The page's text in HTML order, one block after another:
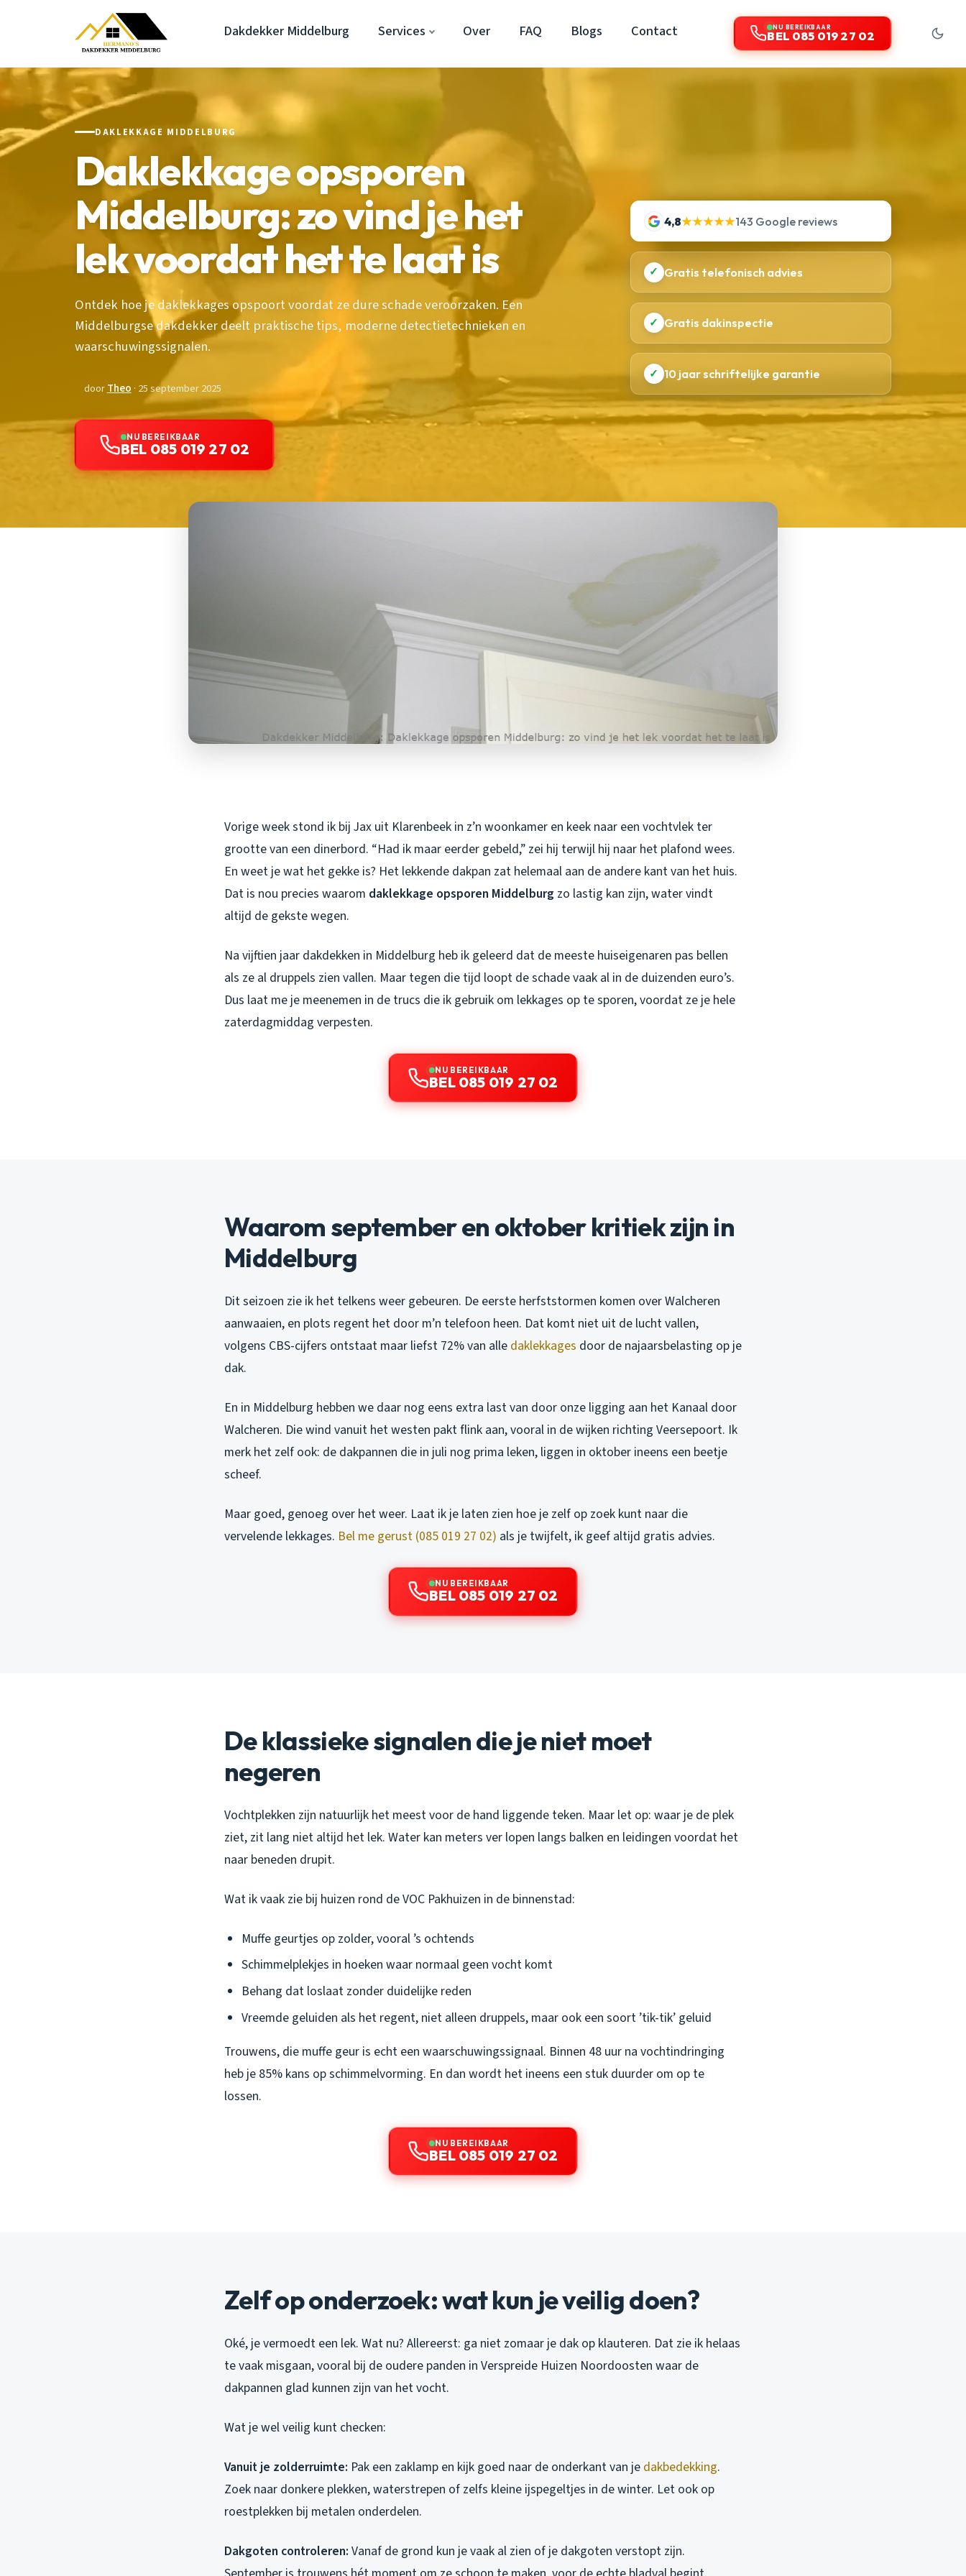
Dakdekker Middelburg Services Over FAQ Blogs Contact NU BEREIKBAAR
BEL 085 019 27 02
DAKLEKKAGE MIDDELBURG
Daklekkage opsporen
Middelburg: zo vind je het
lek voordat het te laat is
Ontdek hoe je daklekkages opspoort voordat ze dure schade veroorzaken. Een
Middelburgse dakdekker deelt praktische tips, moderne detectietechnieken en
waarschuwingssignalen.
doorTheo · 25 september 2025
NU BEREIKBAAR
BEL 085 019 27 02
4,8★★★★★143 Google reviews
✓ Gratis telefonisch advies
✓ Gratis dakinspectie
✓ 10 jaar schriftelijke garantie
Vorige week stond ik bij Jax uit Klarenbeek in z’n woonkamer en keek naar een vochtvlek ter
grootte van een dinerbord. “Had ik maar eerder gebeld,” zei hij terwijl hij naar het plafond wees.
En weet je wat het gekke is? Het lekkende dakpan zat helemaal aan de andere kant van het huis.
Dat is nou precies waarom daklekkage opsporen Middelburg zo lastig kan zijn, water vindt
altijd de gekste wegen.
Na vijftien jaar dakdekken in Middelburg heb ik geleerd dat de meeste huiseigenaren pas bellen
als ze al druppels zien vallen. Maar tegen die tijd loopt de schade vaak al in de duizenden euro’s.
Dus laat me je meenemen in de trucs die ik gebruik om lekkages op te sporen, voordat ze je hele
zaterdagmiddag verpesten.
NU BEREIKBAAR
BEL 085 019 27 02
Waarom september en oktober kritiek zijn in
Middelburg
Dit seizoen zie ik het telkens weer gebeuren. De eerste herfststormen komen over Walcheren
aanwaaien, en plots regent het door m’n telefoon heen. Dat komt niet uit de lucht vallen,
volgens CBS-cijfers ontstaat maar liefst 72% van alle daklekkages door de najaarsbelasting op je
dak.
En in Middelburg hebben we daar nog eens extra last van door onze ligging aan het Kanaal door
Walcheren. Die wind vanuit het westen pakt flink aan, vooral in de wijken richting Veersepoort. Ik
merk het zelf ook: de dakpannen die in juli nog prima leken, liggen in oktober ineens een beetje
scheef.
Maar goed, genoeg over het weer. Laat ik je laten zien hoe je zelf op zoek kunt naar die
vervelende lekkages. Bel me gerust (085 019 27 02) als je twijfelt, ik geef altijd gratis advies.
NU BEREIKBAAR
BEL 085 019 27 02
De klassieke signalen die je niet moet
negeren
Vochtplekken zijn natuurlijk het meest voor de hand liggende teken. Maar let op: waar je de plek
ziet, zit lang niet altijd het lek. Water kan meters ver lopen langs balken en leidingen voordat het
naar beneden drupit.
Wat ik vaak zie bij huizen rond de VOC Pakhuizen in de binnenstad:
Muffe geurtjes op zolder, vooral ’s ochtends
Schimmelplekjes in hoeken waar normaal geen vocht komt
Behang dat loslaat zonder duidelijke reden
Vreemde geluiden als het regent, niet alleen druppels, maar ook een soort ’tik-tik’ geluid
Trouwens, die muffe geur is echt een waarschuwingssignaal. Binnen 48 uur na vochtindringing
heb je 85% kans op schimmelvorming. En dan wordt het ineens een stuk duurder om op te
lossen.
NU BEREIKBAAR
BEL 085 019 27 02
Zelf op onderzoek: wat kun je veilig doen?
Oké, je vermoedt een lek. Wat nu? Allereerst: ga niet zomaar je dak op klauteren. Dat zie ik helaas
te vaak misgaan, vooral bij de oudere panden in Verspreide Huizen Noordoosten waar de
dakpannen glad kunnen zijn van het vocht.
Wat je wel veilig kunt checken:
Vanuit je zolderruimte: Pak een zaklamp en kijk goed naar de onderkant van je dakbedekking.
Zoek naar donkere plekken, waterstrepen of zelfs kleine ijspegeltjes in de winter. Let ook op
roestplekken bij metalen onderdelen.
Dakgoten controleren: Vanaf de grond kun je vaak al zien of je dakgoten verstopt zijn.